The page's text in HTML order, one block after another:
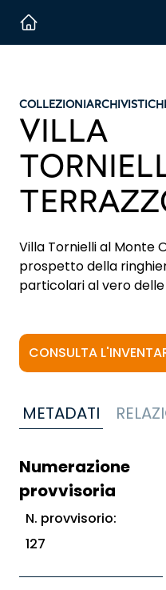
COLLEZIONI
VILLA
Villa Tornielli al Monte
prospetto della
particolari al vero
CONSULTA
METADATI
Numerazione
provvisoria
N. provvisorio:
127